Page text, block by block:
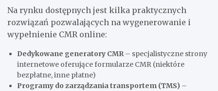
Na rynku dostępnych jest kilka praktycznych
rozwiązań pozwalających na wygenerowanie i
wypełnienie CMR online:
Dedykowane generatory CMR– specjalistyczne strony
internetowe oferujące formularze CMR (niektóre
bezpłatne, inne płatne)
Programy do zarządzania transportem (TMS) –